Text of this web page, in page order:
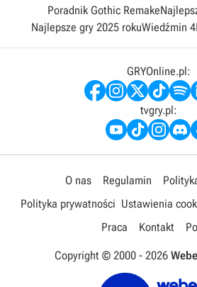
Poradnik Gothic Remake
Najlepsze gry 2025 rokuWiedźmin 4
GRYOnline.pl:
tvgry.pl:
O nas Regulamin
Polityka prywatności Ustawienia
Praca
Kontakt
Copyright © 2000 - 2026